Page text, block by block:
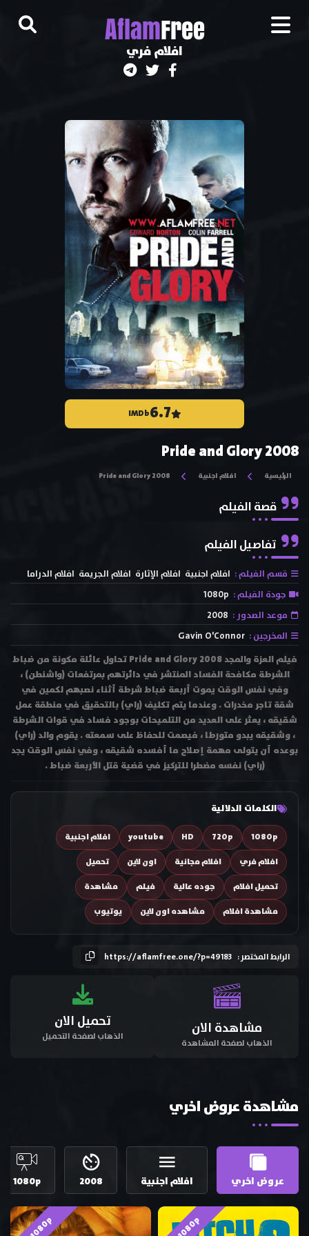
AflamFree
افلام فري
6.7
IMDb
Pride and Glory 2008
الرئيسية افلام اجنبية Pride and Glory 2008
قصة الفيلم
تفاصيل الفيلم
قسم الفيلم : افلام اجنبية افلام الإثارة افلام الجريمة افلام الدراما
جودة الفيلم : 1080p
موعد الصدور : 2008
المخرجين : Gavin O'Connor
فيلم العزة والمجد Pride and Glory 2008 تحاول عائلة مكونة من ضباط
الشرطة مكافحة الفساد المنتشر في دائرتهم بمرتفعات (واشنطن) ،
وفي نفس الوقت يموت أربعة ضباط شرطة أثناء نصبهم لكمين في
شقة تاجر مخدرات . وعندما يتم تكليف (راي) بالتحقيق في منطقة عمل
شقيقه ، يعثر على العديد من التلميحات بوجود فساد في قوات الشرطة
، وشقيقه يبدو متورطا ، فيصمت للحفاظ على سمعته . يقوم والد (راي)
بوعده أن يتولى مهمة إصلاح ما أفسده شقيقه ، وفي نفس الوقت يجد
(راي) نفسه مضطرا للتركيز في قضية قتل الأربعة ضباط .
الكلمات الدلالية
1080p
720p
HD
youtube
افلام اجنبية
افلام فري
افلام مجانية اون لاين
تحميل
تحميل افلام
جوده عالية فيلم
مشاهدة
مشاهدة افلام
مشاهده اون لاين يوتيوب
الرابط المختصر : https://aflamfree.one/?p=49183
مشاهدة الان
الذهاب لصفحة المشاهدة
تحميل الان
الذهاب لصفحة التحميل
مشاهدة عروض اخري
عروض اخري افلام اجنبية 2008
1080p